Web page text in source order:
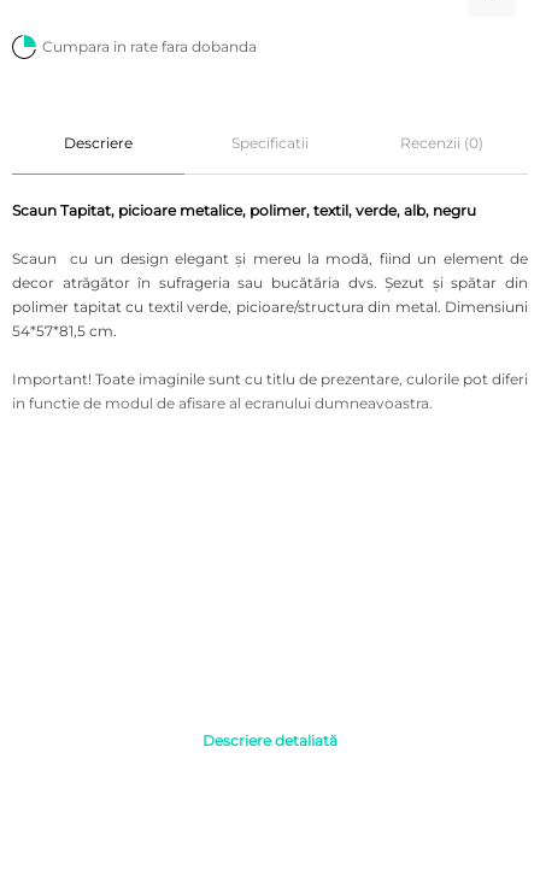
Cumpara in rate fara dobanda
Descriere Specificatii Recenzii (0)
Scaun Tapitat, picioare metalice, polimer, textil, verde, alb, negru
Scaun cu un design elegant și mereu la modă, fiind un element de
decor atrăgător în sufrageria sau bucătăria dvs.Șezut și spătar din
polimer tapitat cu textil verde, picioare/structura din metal. Dimensiuni
54*57*81,5 cm.
Important! Toate imaginile sunt cu titlu de prezentare, culorile pot diferi
in functie de modul de afisare al ecranului dumneavoastra.
Descriere detaliată